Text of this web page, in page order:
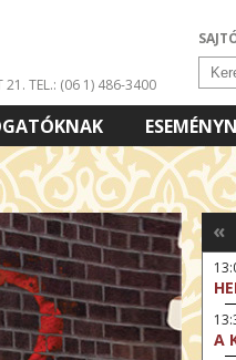
21. TEL.: (06 1) 486-3400
«
A